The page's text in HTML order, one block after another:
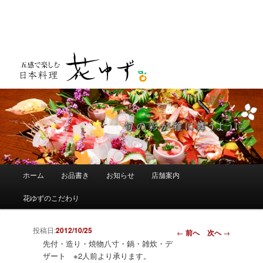
メインコンテンツへ移動
サブコンテンツへ移動
ホーム お品書き お知らせ 店舗案内
花ゆずのこだわり
投稿ナビゲーショ
← 前へ 次へ→
投稿日:2012/10/25
先付・造り・焼物八寸・鍋・雑炊・デ
ザート ※2人前より承ります。